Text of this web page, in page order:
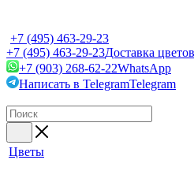
+7 (495) 463-29-23
+7 (495) 463-29-23Доставка
+7 (903) 268-62-22WhatsApp
Написать в TelegramTelegram
Цветы